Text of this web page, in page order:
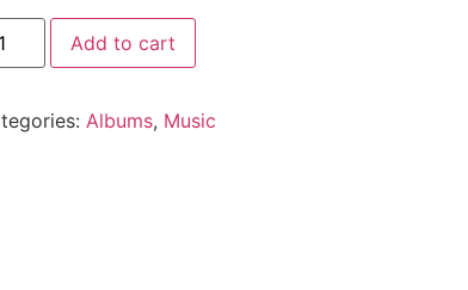
Add to cart
Albums, Music